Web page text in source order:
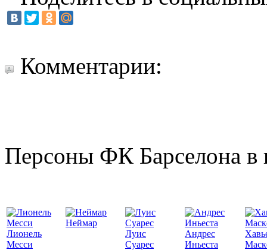
Комментарии:
Персоны ФК Барселона в
Лионель
Месси
Неймар
Луис
Суарес
Андрес
Иньеста